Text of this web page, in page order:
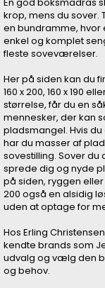
krop, mens du sover.
en bundramme, hvor
enkel og komplet
fleste soveværelser.
Her på siden kan du
160 x 200, 160 x 190
størrelse, får du en
mennesker, der kan
pladsmangel. Hvis
har du masser af
sovestilling. Sover
sprede dig og nyde
på siden, ryggen
200 også en alsidig
uden at optage for
Hos Erling
kendte brands som
udvalg og vælg den
og behov.